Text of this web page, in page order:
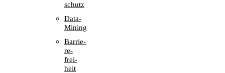
schutz
Data-
Mining
Barrie­
re­
frei­
heit